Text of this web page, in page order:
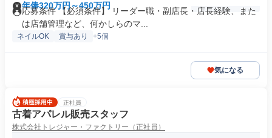
年俸320万円～450万円
応募条件 【必須条件】 リーダー職・副店長・店長経験、また
は店舗管理など、何かしらのマ...
ネイルOK 賞与あり +5個
気になる
正社員
古着アパレル販売スタッフ
株式会社トレジャー・ファクトリー（正社員）